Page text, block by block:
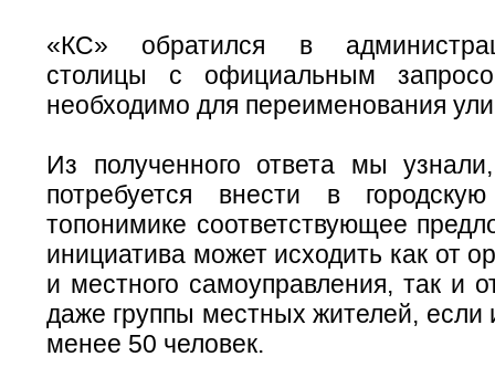
«КС» обратился в
столицы с официальным
необходимо для переименования
Из полученного ответа мы
потребуется внести в
топонимике соответствующее
инициатива может исходить как от
и местного самоуправления, так и
даже группы местных жителей, если
менее 50 человек.